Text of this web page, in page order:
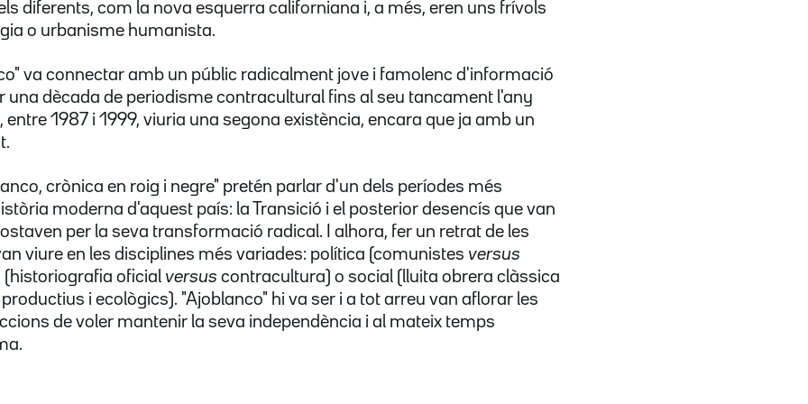
diferents, com la nova esquerra californiana i, a més, eren uns frívols
o urbanisme humanista.
va connectar amb un públic radicalment jove i famolenc d'informació
una dècada de periodisme contracultural fins al seu tancament l'any
1987 i 1999, viuria una segona existència, encara que ja amb un
crònica en roig i negre" pretén parlar d'un dels períodes més
moderna d'aquest país: la Transició i el posterior desencís que van
per la seva transformació radical. I alhora, fer un retrat de les
viure en les disciplines més variades: política (comunistes versus
oficial versus contracultura) o social (lluita obrera clàssica
i ecològics). "Ajoblanco" hi va ser i a tot arreu van aflorar les
de voler mantenir la seva independència i al mateix temps